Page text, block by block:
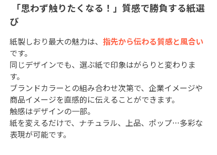
「思わず触りたくなる！」質感で勝負する紙選
び
紙製しおり最大の魅力は、 指先から伝わる質感と風合い
です。
同じデザインでも、選ぶ紙で印象はがらりと変わりま
す。
ブランドカラーとの組み合わせ次第で、企業イメージや
商品イメージを直感的に伝えることができます。
触感はデザインの一部。
紙を変えるだけで、ナチュラル、上品、ポップ…多彩な
表現が可能です。